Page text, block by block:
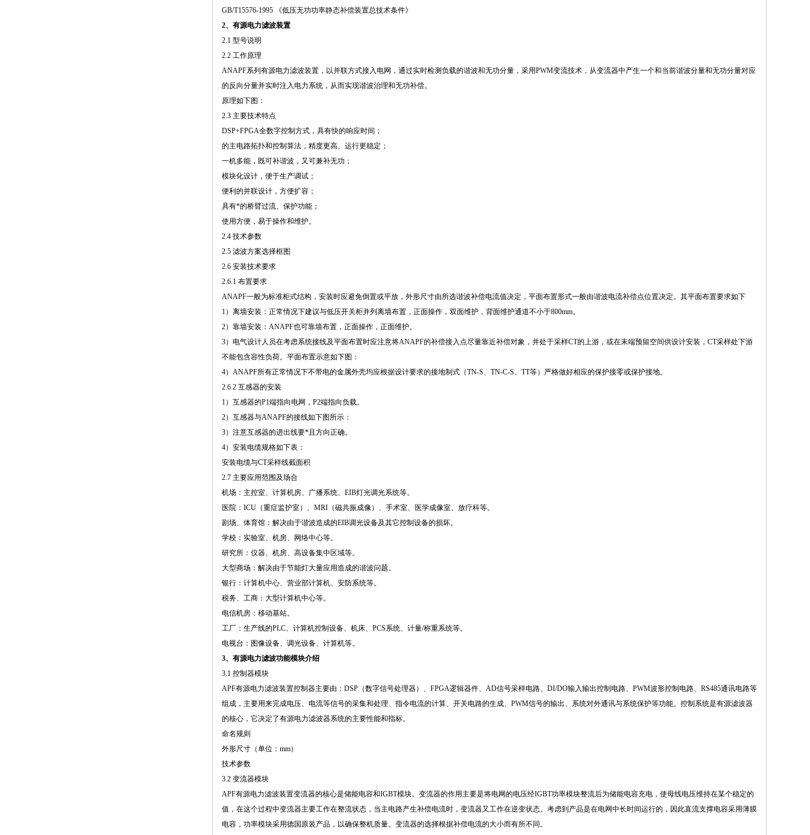
GB/T15576-1995 《低压无功功率静态补偿装置总技术条件》
2、有源电力滤波装置
2.1 型号说明
2.2 工作原理
ANAPF系列有源电力滤波装置，以并联方式接入电网，通过实时检测负载的谐波和无功分量，采用PWM变流技术，从变流器中产生一个和当前谐波分量和无功分量对应
的反向分量并实时注入电力系统，从而实现谐波治理和无功补偿。
原理如下图：
2.3 主要技术特点
DSP+FPGA全数字控制方式，具有快的响应时间；
的主电路拓扑和控制算法，精度更高、运行更稳定；
一机多能，既可补谐波，又可兼补无功；
模块化设计，便于生产调试；
便利的并联设计，方便扩容；
具有*的桥臂过流、保护功能；
使用方便，易于操作和维护。
2.4 技术参数
2.5 滤波方案选择框图
2.6 安装技术要求
2.6.1 布置要求
ANAPF一般为标准柜式结构，安装时应避免倒置或平放，外形尺寸由所选谐波补偿电流值决定，平面布置形式一般由谐波电流补偿点位置决定。其平面布置要求如下
1）离墙安装：正常情况下建议与低压开关柜并列离墙布置，正面操作，双面维护，背面维护通道不小于800mm。
2）靠墙安装：ANAPF也可靠墙布置，正面操作，正面维护。
3）电气设计人员在考虑系统接线及平面布置时应注意将ANAPF的补偿接入点尽量靠近补偿对象，并处于采样CT的上游，或在末端预留空间供设计安装，CT采样处下游
不能包含容性负荷。平面布置示意如下图：
4）ANAPF所有正常情况下不带电的金属外壳均应根据设计要求的接地制式（TN-S、TN-C-S、TT等）严格做好相应的保护接零或保护接地。
2.6.2 互感器的安装
1）互感器的P1端指向电网，P2端指向负载。
2）互感器与ANAPF的接线如下图所示：
3）注意互感器的进出线要*且方向正确。
4）安装电缆规格如下表：
安装电缆与CT采样线截面积
2.7 主要应用范围及场合
机场：主控室、计算机房、广播系统、EIB灯光调光系统等。
医院：ICU（重症监护室）、MRI（磁共振成像）、手术室、医学成像室、放疗科等。
剧场、体育馆：解决由于谐波造成的EIB调光设备及其它控制设备的损坏。
学校：实验室、机房、网络中心等。
研究所：仪器、机房、高设备集中区域等。
大型商场：解决由于节能灯大量应用造成的谐波问题。
银行：计算机中心、营业部计算机、安防系统等。
税务、工商：大型计算机中心等。
电信机房：移动基站。
工厂：生产线的PLC、计算机控制设备、机床、PCS系统、计量/称重系统等。
电视台：图像设备、调光设备、计算机等。
3、有源电力滤波功能模块介绍
3.1 控制器模块
APF有源电力滤波装置控制器主要由：DSP（数字信号处理器）、FPGA逻辑器件、AD信号采样电路、DI/DO输入输出控制电路、PWM波形控制电路、RS485通讯电路等
组成，主要用来完成电压、电流等信号的采集和处理、指令电流的计算、开关电路的生成、PWM信号的输出、系统对外通讯与系统保护等功能。控制系统是有源滤波器
的核心，它决定了有源电力滤波器系统的主要性能和指标。
命名规则
外形尺寸（单位：mm）
技术参数
3.2 变流器模块
APF有源电力滤波装置变流器的核心是储能电容和IGBT模块。变流器的作用主要是将电网的电压经IGBT功率模块整流后为储能电容充电，使母线电压维持在某个稳定的
值，在这个过程中变流器主要工作在整流状态，当主电路产生补偿电流时，变流器又工作在逆变状态。考虑到产品是在电网中长时间运行的，因此直流支撑电容采用薄膜
电容，功率模块采用德国原装产品，以确保整机质量。变流器的选择根据补偿电流的大小而有所不同。